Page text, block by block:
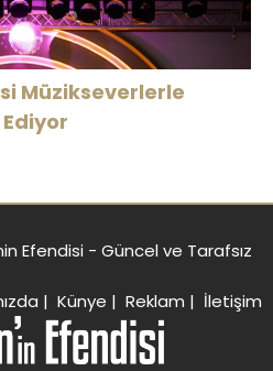
Müzikseverlerle
Efendisi - Güncel ve Tarafsız
| Künye | Reklam | İletişim